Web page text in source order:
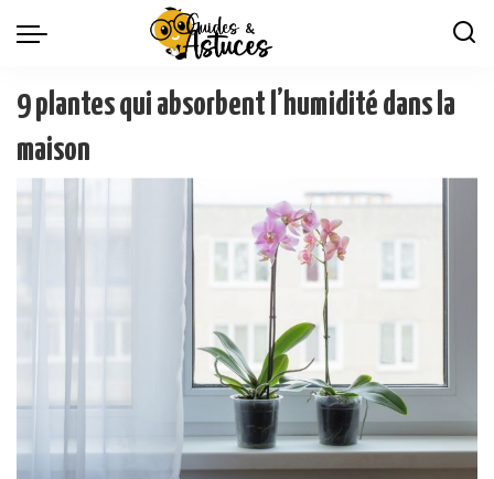
9 plantes qui absorbent l’humidité dans la
maison